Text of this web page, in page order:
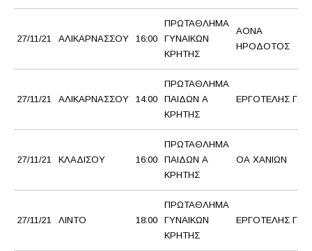
27/11/21 ΑΛΙΚΑΡΝΑΣΣΟΥ 16:00
ΠΡΩΤΑΘΛΗΜΑ
ΓΥΝΑΙΚΩΝ
ΚΡΗΤΗΣ
ΑΟΝΑ
ΗΡΟΔΟΤΟΣ
27/11/21 ΑΛΙΚΑΡΝΑΣΣΟΥ 14:00
ΠΡΩΤΑΘΛΗΜΑ
ΠΑΙΔΩΝ Α
ΚΡΗΤΗΣ
ΕΡΓΟΤΕΛΗΣ Γ.Σ.
27/11/21 ΚΛΑΔΙΣΟΥ 16:00
ΠΡΩΤΑΘΛΗΜΑ
ΠΑΙΔΩΝ Α
ΚΡΗΤΗΣ
ΟΑ ΧΑΝΙΩΝ
27/11/21 ΛΙΝΤΟ 18:00
ΠΡΩΤΑΘΛΗΜΑ
ΓΥΝΑΙΚΩΝ
ΚΡΗΤΗΣ
ΕΡΓΟΤΕΛΗΣ Γ.Σ.